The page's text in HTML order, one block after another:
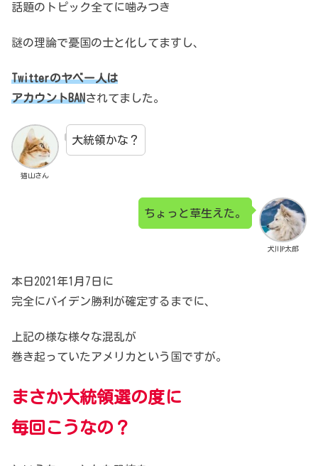
話題のトピック全てに噛みつき
謎の理論で憂国の士と化してますし、
Twitterのヤベー人は
アカウントBAN されてました。
猫山さん
大統領かな？
犬川P太郎
ちょっと草生えた。
本日2021年1月7日に
完全にバイデン勝利が確定するまでに、
上記の様な様々な混乱が
巻き起っていたアメリカという国ですが。
まさか大統領選の度に
毎回こうなの？